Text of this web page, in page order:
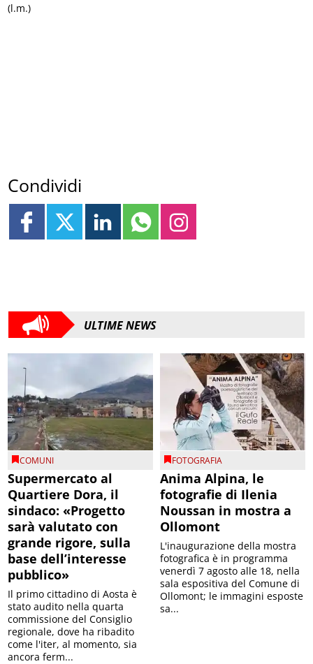
(l.m.)
Condividi
ULTIME NEWS
COMUNI
Supermercato al
Quartiere Dora, il
sindaco: «Progetto
sarà valutato con
grande rigore, sulla
base dell’interesse
pubblico»
Il primo cittadino di Aosta è
stato audito nella quarta
commissione del Consiglio
regionale, dove ha ribadito
come l'iter, al momento, sia
ancora ferm...
FOTOGRAFIA
Anima Alpina, le
fotografie di Ilenia
Noussan in mostra a
Ollomont
L'inaugurazione della mostra
fotografica è in programma
venerdì 7 agosto alle 18, nella
sala espositiva del Comune di
Ollomont; le immagini esposte
sa...